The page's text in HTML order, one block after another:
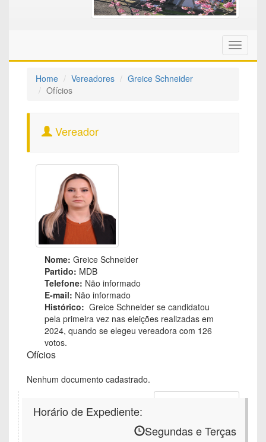
Toggle
Home
Vereadores
Greice Schneider
Ofícios
Vereador
Nome: Greice Schneider
Partido: MDB
Telefone: Não informado
E-mail: Não informado
Histórico: Greice Schneider se candidatou
pela primeira vez nas eleições realizadas em
2024, quando se elegeu vereadora com 126
votos.
Ofícios
Nenhum documento cadastrado.
Horário de Expediente:
Segundas e Terças